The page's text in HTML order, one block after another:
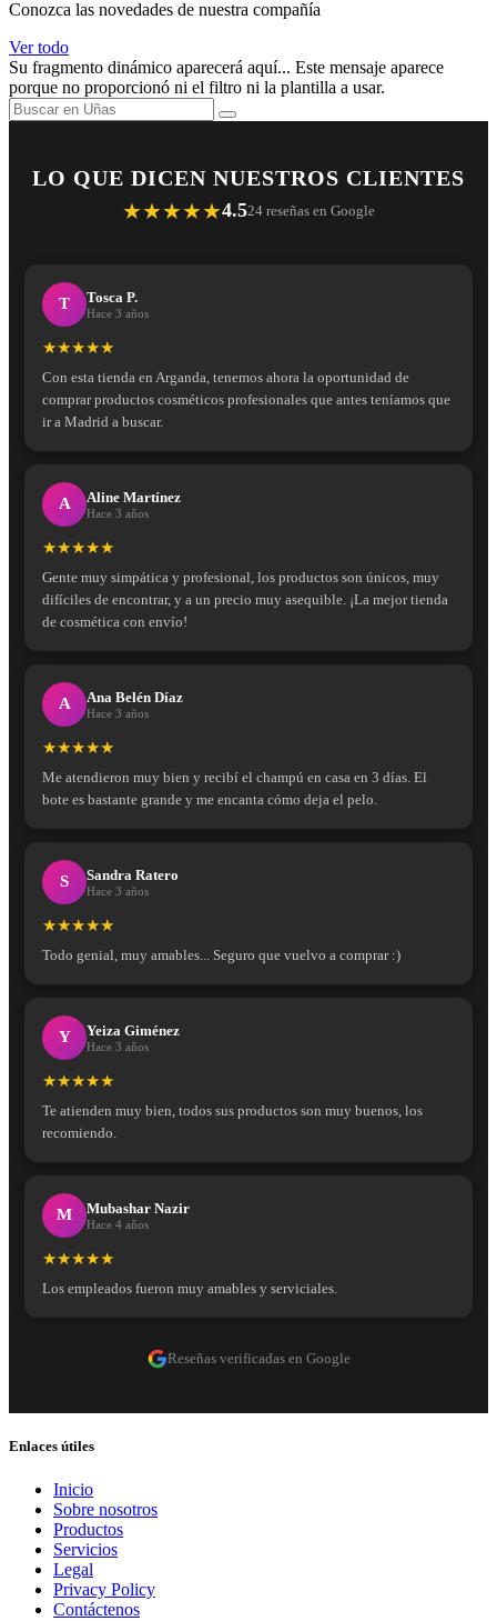
Conozca las novedades de nuestra compañía
Ver todo
Su fragmento dinámico aparecerá aquí... Este mensaje aparece
porque no proporcionó ni el filtro ni la plantilla a usar.
LO QUE DICEN NUESTROS CLIENTES
★★★★★4.524 reseñas en Google
T Tosca P.
Hace 3 años
★★★★★
Con esta tienda en Arganda, tenemos ahora la oportunidad de
comprar productos cosméticos profesionales que antes teníamos que
ir a Madrid a buscar.
A Aline Martínez
Hace 3 años
★★★★★
Gente muy simpática y profesional, los productos son únicos, muy
difíciles de encontrar, y a un precio muy asequible. ¡La mejor tienda
de cosmética con envío!
A Ana Belén Díaz
Hace 3 años
★★★★★
Me atendieron muy bien y recibí el champú en casa en 3 días. El
bote es bastante grande y me encanta cómo deja el pelo.
S Sandra Ratero
Hace 3 años
★★★★★
Todo genial, muy amables... Seguro que vuelvo a comprar :)
Y Yeiza Giménez
Hace 3 años
★★★★★
Te atienden muy bien, todos sus productos son muy buenos, los
recomiendo.
M Mubashar Nazir
Hace 4 años
★★★★★
Los empleados fueron muy amables y serviciales.
Reseñas verificadas en Google
Enlaces útiles
Inicio
Sobre nosotros
Productos
Servicios
Legal
Privacy Policy
Contáctenos